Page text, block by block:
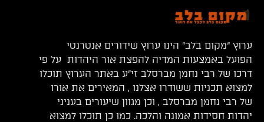
ערוץ “מקום בלב” הינו ערוץ שידורים אנטרנטי
הפועל באמצעות המדיה להפצת אור היהדות על פי
דרכו של רבי נחמן מברסלב זי”ע באתר הערוץ תוכלו
למצוא תכניות ששודרו אצלנו , המאירים את אורו
של רבי נחמן מברסלב , וכן מגוון שיעורים בעניני
יהדות חסידות אמונה והלכה. כמו כן תוכלו למצוא